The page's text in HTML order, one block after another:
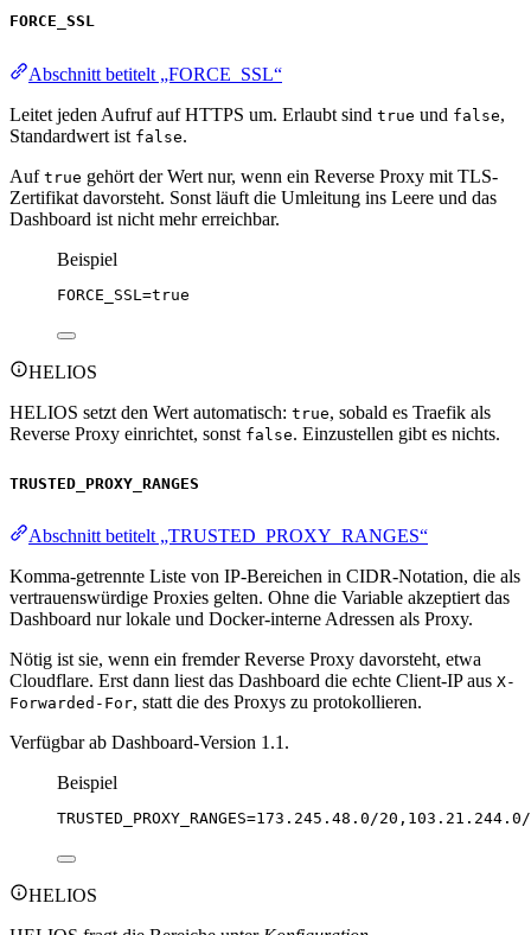
FORCE_SSL
Abschnitt betitelt „FORCE_SSL“
Leitet jeden Aufruf auf HTTPS um. Erlaubt sind true und false,
Standardwert ist false.
Auf true gehört der Wert nur, wenn ein Reverse Proxy mit TLS-
Zertifikat davorsteht. Sonst läuft die Umleitung ins Leere und das
Dashboard ist nicht mehr erreichbar.
Beispiel
FORCE_SSL =true
HELIOS
HELIOS setzt den Wert automatisch: true, sobald es Traefik als
Reverse Proxy einrichtet, sonst false. Einzustellen gibt es nichts.
TRUSTED_PROXY_RANGES
Abschnitt betitelt „TRUSTED_PROXY_RANGES“
Komma-getrennte Liste von IP-Bereichen in CIDR-Notation, die als
vertrauenswürdige Proxies gelten. Ohne die Variable akzeptiert das
Dashboard nur lokale und Docker-interne Adressen als Proxy.
Nötig ist sie, wenn ein fremder Reverse Proxy davorsteht, etwa
Cloudflare. Erst dann liest das Dashboard die echte Client-IP aus X-
Forwarded-For, statt die des Proxys zu protokollieren.
Verfügbar ab Dashboard-Version 1.1.
Beispiel
TRUSTED_PROXY_RANGES=173.245.48.0/20,103.21.244.0/
HELIOS